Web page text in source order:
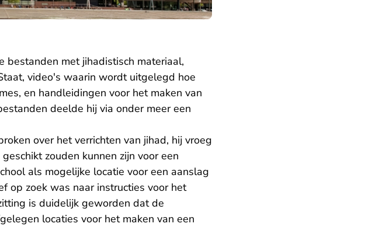
met jihadistisch materiaal,
video's waarin wordt uitgelegd hoe
en handleidingen voor het maken van
deelde hij via onder meer een
over het verrichten van jihad, hij vroeg
zouden kunnen zijn voor een
als mogelijke locatie voor een aanslag
op zoek was naar instructies voor het
is duidelijk geworden dat de
locaties voor het maken van een